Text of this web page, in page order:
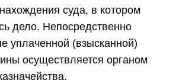
суда, в котором
дело. Непосредственно
уплаченной (взысканной)
осуществляется органом